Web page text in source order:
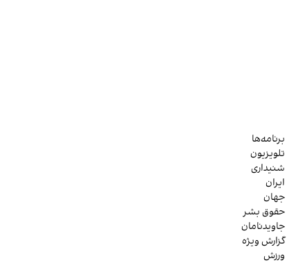
برنامه‌ها
تلویزیون
شنیداری
ایران
جهان
حقوق بشر
جاویدنامان
گزارش ویژه
ورزش